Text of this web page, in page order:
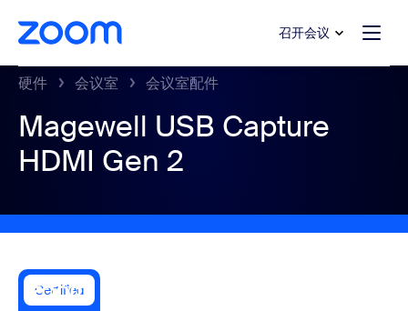
至主要内容
至帮助聊天 召开会议
硬件 会议室 会议室配件
Magewell USB Capture
HDMI Gen 2
Certified